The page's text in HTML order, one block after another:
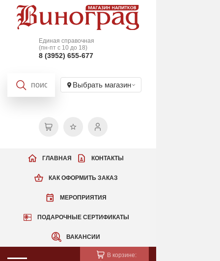
Единая справочная
(пн-пт с 10 до 18)
8 (3952) 655-677
Выбрать магазин
КАК ОФОРМИТЬ ЗАКАЗ
МЕРОПРИЯТИЯ
ПОДАРОЧНЫЕ СЕРТИФИКАТЫ
ВАКАНСИИ
ГЛАВНАЯ КОНТАКТЫ
В корзине: